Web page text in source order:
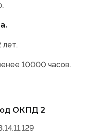
лет.
10000 часов.
ОКПД 2